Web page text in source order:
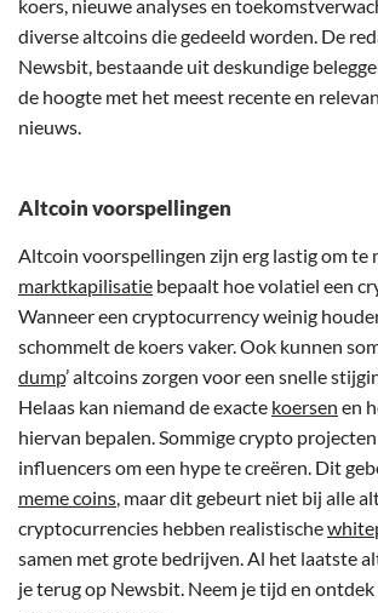
koers, nieuwe analyses en
diverse altcoins die gedeeld worden. De
Newsbit, bestaande uit deskundige
de hoogte met het meest recente en
nieuws.
Altcoin voorspellingen
Altcoin voorspellingen zijn erg lastig om te
marktkapilisatie bepaalt hoe volatiel een
Wanneer een cryptocurrency weinig
schommelt de koers vaker. Ook kunnen
dump’ altcoins zorgen voor een snelle
Helaas kan niemand de exacte koersen en
hiervan bepalen. Sommige crypto
influencers om een hype te creëren. Dit
meme coins, maar dit gebeurt niet bij alle
cryptocurrencies hebben realistische
samen met grote bedrijven. Al het laatste
je terug op Newsbit. Neem je tijd en